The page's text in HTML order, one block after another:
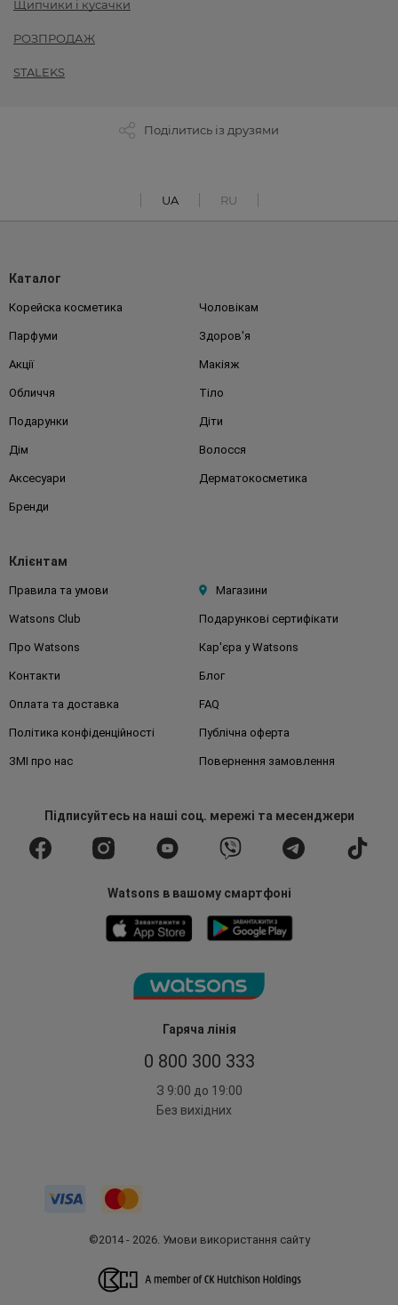
Щипчики і кусачки
РОЗПРОДАЖ
STALEKS
Поділитись із друзями
UA RU
Гаряча лінія
0 800 300 333
З 9:00 до 19:00
Без вихідних
Каталог
Корейска косметика Чоловікам
Парфуми Здоров'я
Акції Макіяж
Обличчя Тіло
Подарунки Діти
Дім Волосся
Аксесуари Дерматокосметика
Бренди
Клієнтам
Правила та умови Магазини
Watsons Club Подарункові сертифікати
Про Watsons Кар'єра у Watsons
Контакти Блог
Оплата та доставка FAQ
Політика конфіденційності Публічна оферта
ЗМІ про нас Повернення замовлення
Підписуйтесьна наші соц. мережі та месенджери
Watsons в вашому смартфоні
©2014 - 2026. Умови використання сайту